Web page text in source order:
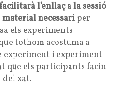
l’enllaç a la sessió
necessariper
els experiments
tothom acostuma a
experiment i experiment
que els participants facin
del xat.